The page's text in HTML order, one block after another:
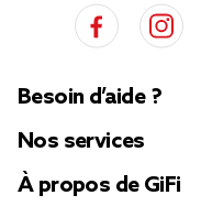
Besoin d’aide ?
Nos services
À propos de GiFi